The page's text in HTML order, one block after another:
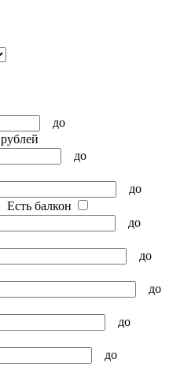
до
рублей
до
до
Есть балкон
до
до
до
до
до